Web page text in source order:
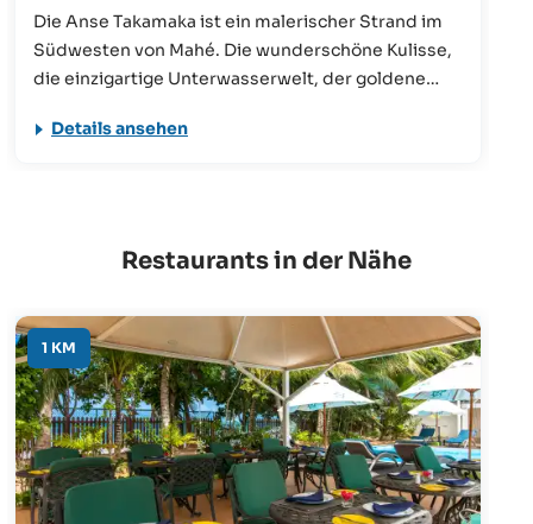
Die Anse Takamaka ist ein malerischer Strand im
Südwesten von Mahé. Die wunderschöne Kulisse,
die einzigartige Unterwasserwelt, der goldene
Palmen und Takamakabäumen machen diesen
Details ansehen
Restaurants in der Nähe
1 KM